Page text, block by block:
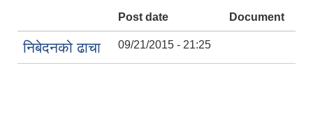
Post date Document
निबेदनको ढाचा 09/21/2015 - 21:25